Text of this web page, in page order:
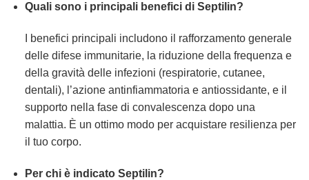
Quali sono i principali benefici di Septilin?
I benefici principali includono il rafforzamento generale
delle difese immunitarie, la riduzione della frequenza e
della gravità delle infezioni (respiratorie, cutanee,
dentali), l’azione antinfiammatoria e antiossidante, e il
supporto nella fase di convalescenza dopo una
malattia. È un ottimo modo per acquistare resilienza per
il tuo corpo.
Per chi è indicato Septilin?